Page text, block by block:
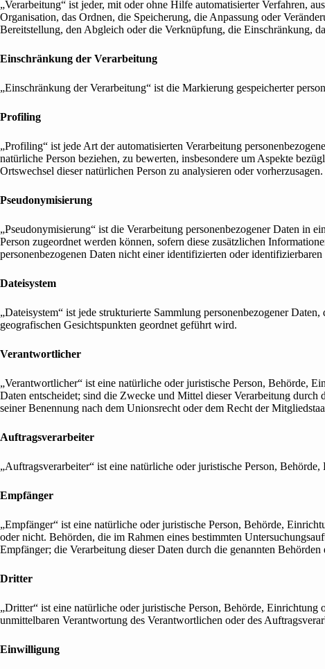
„Verarbeitung“ ist jeder, mit oder ohne Hilfe automatisierter Verfahren,
Organisation, das Ordnen, die Speicherung, die Anpassung oder
Bereitstellung, den Abgleich oder die Verknüpfung, die Einschränkung,
Einschränkung der Verarbeitung
„Einschränkung der Verarbeitung“ ist die Markierung gespeicherter
Profiling
„Profiling“ ist jede Art der automatisierten Verarbeitung
natürliche Person beziehen, zu bewerten, insbesondere um Aspekte
Ortswechsel dieser natürlichen Person zu analysieren oder vorherzusagen.
Pseudonymisierung
„Pseudonymisierung“ ist die Verarbeitung personenbezogener Daten in
Person zugeordnet werden können, sofern diese zusätzlichen
personenbezogenen Daten nicht einer identifizierten oder
Dateisystem
„Dateisystem“ ist jede strukturierte Sammlung personenbezogener
geografischen Gesichtspunkten geordnet geführt wird.
Verantwortlicher
„Verantwortlicher“ ist eine natürliche oder juristische Person, Behörde,
Daten entscheidet; sind die Zwecke und Mittel dieser Verarbeitung
seiner Benennung nach dem Unionsrecht oder dem Recht der
Auftragsverarbeiter
„Auftragsverarbeiter“ ist eine natürliche oder juristische Person,
Empfänger
„Empfänger“ ist eine natürliche oder juristische Person, Behörde,
oder nicht. Behörden, die im Rahmen eines bestimmten
Empfänger; die Verarbeitung dieser Daten durch die genannten
Dritter
„Dritter“ ist eine natürliche oder juristische Person, Behörde,
unmittelbaren Verantwortung des Verantwortlichen oder des
Einwilligung